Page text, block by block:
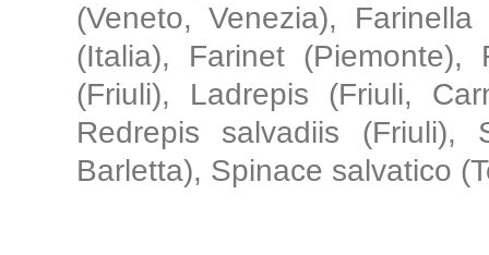
(Veneto, Venezia),
(Italia), Farinet (Piemonte),
(Friuli), Ladrepis (Friuli,
Redrepis salvadiis (Friuli),
Barletta), Spinace salvatico